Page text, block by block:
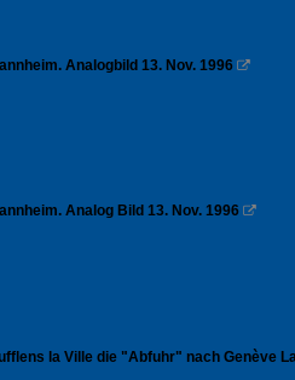
Analogbild 13. Nov. 1996 
Analog Bild 13. Nov. 1996 
la Ville die "Abfuhr" nach Genève